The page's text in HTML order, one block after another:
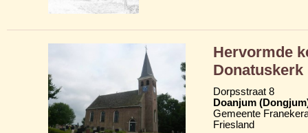
Hervormde
Donatuskerk
Dorpsstraat 8
Doanjum
Gemeente
Friesland